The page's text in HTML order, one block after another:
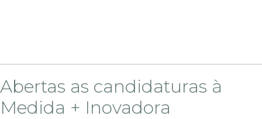
Abertas as candidaturas à
Medida + Inovadora